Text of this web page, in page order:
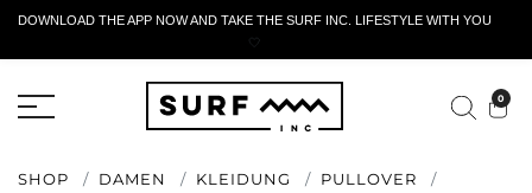
DOWNLOAD THE APP NOW AND TAKE THE SURF INC. LIFESTYLE WITH YOU
🤍
0
SHOP DAMEN KLEIDUNG
PULLOVER
AKTIVES RÜCKGABEFORMULAR